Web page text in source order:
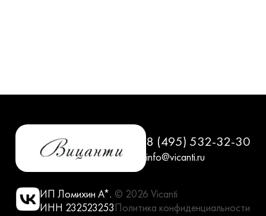
Оплата
Портфолио
Доставка
8 (495) 532-32-30
info@vicanti.ru
ИП Ломихин А*.
ИНН 232523253
© 2026 Vicanti
Политика конфиденциальности